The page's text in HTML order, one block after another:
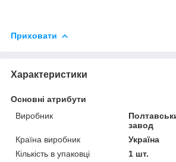
Приховати
Характеристики
Основні атрибути
Виробник
завод
Країна виробник
Україна
Кількість в упаковці
1 шт.